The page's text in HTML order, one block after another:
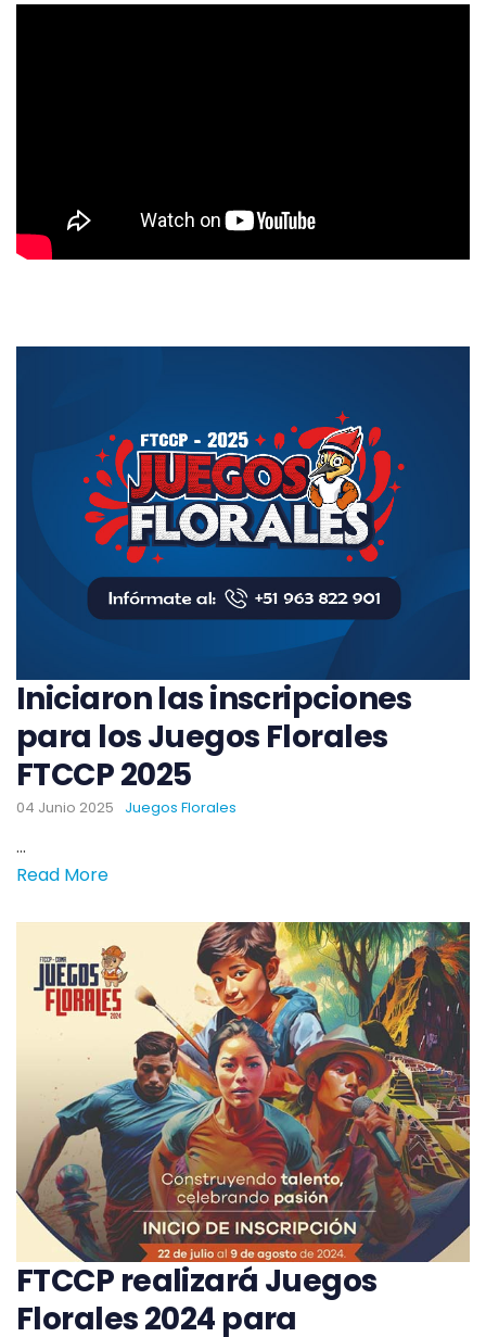
Iniciaron las inscripciones
para los Juegos Florales
FTCCP 2025
04 Junio 2025 Juegos Florales
...
Read More
FTCCP realizará Juegos
Florales 2024 para